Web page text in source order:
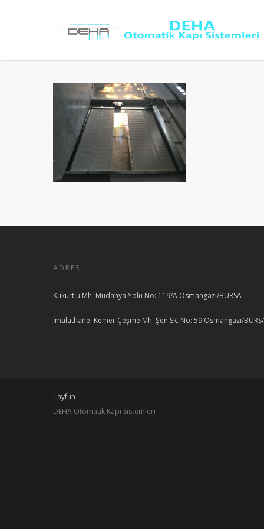
ADRES
Kükürtlü Mh. Mudanya Yolu No: 119/A Osmangazi/BURSA
İmalathane: Kemer Çeşme Mh. Şen Sk. No: 59 Osmangazi/
Tayfun
DEHA Otomatik Kapı Sistemleri